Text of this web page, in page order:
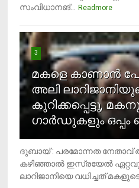
സംവിധാനങ്...
Readmore
3
മകളെ കാണാന്‍
അലി
കുറിക്കപ്പെട്ടു,
ഗാര്‍ഡുകളും ഒപ്പം
ദുബായ് : പരമോന്നത നേതാവ്
കഴിഞ്ഞാല്‍ ഇസ്രയേല്‍
ലാറിജാനിയെ വധിച്ചത് മകളുടെ
4